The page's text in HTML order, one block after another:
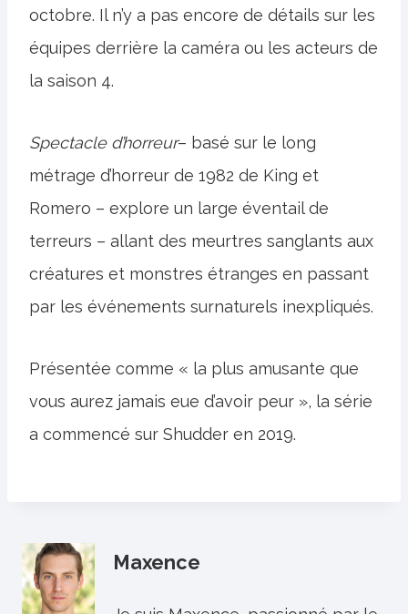
octobre. Il n’y a pas encore de détails sur les
équipes derrière la caméra ou les acteurs de
la saison 4.
Spectacle d’horreur– basé sur le long
métrage d’horreur de 1982 de King et
Romero – explore un large éventail de
terreurs – allant des meurtres sanglants aux
créatures et monstres étranges en passant
par les événements surnaturels inexpliqués.
Présentée comme « la plus amusante que
vous aurez jamais eue d’avoir peur », la série
a commencé sur Shudder en 2019.
Maxence